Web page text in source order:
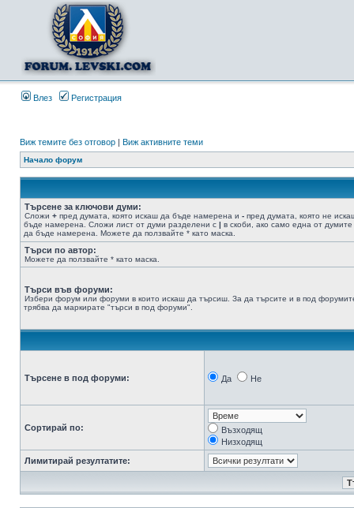
Влез Регистрация
Виж темите без отговор | Виж активните теми
Начало форум
Търсене за ключови думи:
Сложи + пред думата, която искаш да бъде намерена и - пред думата, която не
бъде намерена. Сложи лист от думи разделени с | в скоби, ако само една от думите
да бъде намерена. Можете да ползвайте * като маска.
Търси по автор:
Можете да ползвайте * като маска.
Търси във форуми:
Избери форум или форуми в които искаш да търсиш. За да търсите и в под
трябва да маркирате "търси в под форуми".
Търсене в под форуми: Да Не
Сортирай по:
Възходящ
Низходящ
Лимитирай резултатите: